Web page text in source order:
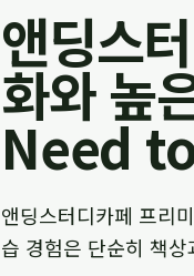
앤딩스
화와 높
Need
앤딩스터디카페 프리
습 경험은 단순히 책